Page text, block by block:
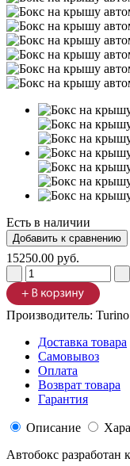
Есть в наличии
15250.00 руб.
Производитель: Turino
Доставка товара
Самовывоз
Оплата
Возврат товара
Гарантия
Описание
Автобокс